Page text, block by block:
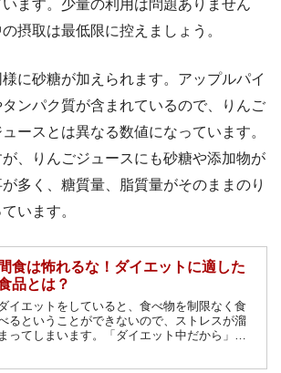
ます。少量の利用は問題ありません
摂取は最低限に控えましょう。
に砂糖が加えられます。アップルパイ
ンパク質が含まれているので、りんご
ースとは異なる数値になっています。
、りんごジュースにも砂糖や添加物が
多く、糖質量、脂質量がそのままのり
います。
間食は怖れるな！ダイエットに適した
品とは？
イエットをしていると、食べ物を制限なく食
るということができないので、ストレスが溜
まってしまいます。「ダイエット中だから」と